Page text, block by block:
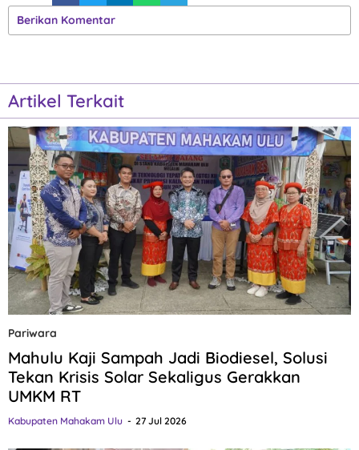
Berikan Komentar
Artikel Terkait
Pariwara
Mahulu Kaji Sampah Jadi Biodiesel, Solusi
Tekan Krisis Solar Sekaligus Gerakkan
UMKM RT
Kabupaten Mahakam Ulu 27 Jul 2026